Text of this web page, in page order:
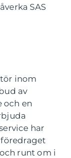
SAS
inom
av
och en
har
föredraget
runt om i